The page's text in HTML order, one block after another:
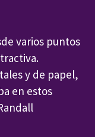
varios puntos
y de papel,
en estos